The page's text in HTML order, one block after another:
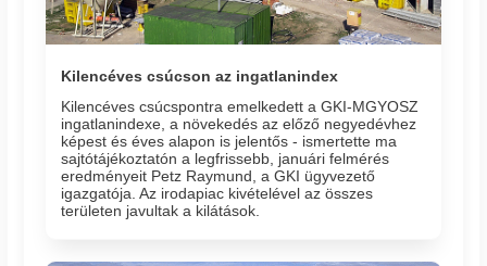
Kilencéves csúcson az ingatlanindex
Kilencéves csúcspontra emelkedett a GKI-MGYOSZ
ingatlanindexe, a növekedés az előző negyedévhez
képest és éves alapon is jelentős - ismertette ma
sajtótájékoztatón a legfrissebb, januári felmérés
eredményeit Petz Raymund, a GKI ügyvezető
igazgatója. Az irodapiac kivételével az összes
területen javultak a kilátások.